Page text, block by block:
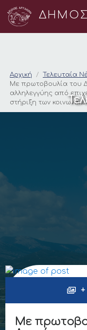
ΔΗΜΟΣ
Με
Αρχική
Τελευταία
Με πρωτοβουλία του
αλληλεγγύης από
στήριξη των
Με